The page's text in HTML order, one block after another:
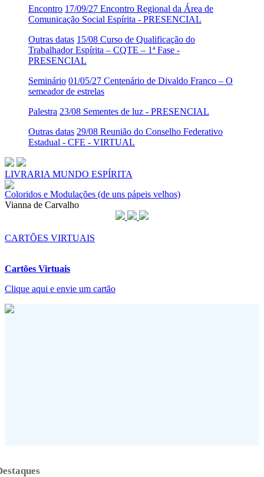
Encontro 17/09/27 Encontro Regional da Área de
Comunicação Social Espírita - PRESENCIAL
Outras datas 15/08 Curso de Qualificação do
Trabalhador Espírita – CQTE – 1ª Fase -
PRESENCIAL
Seminário 01/05/27 Centenário de Divaldo Franco – O
semeador de estrelas
Palestra 23/08 Sementes de luz - PRESENCIAL
Outras datas 29/08 Reunião do Conselho Federativo
Estadual - CFE - VIRTUAL
LIVRARIA MUNDO ESPÍRITA
Coloridos e Modulações (de uns pápeis velhos)
Vianna de Carvalho
CARTÕES VIRTUAIS
Cartões Virtuais
Clique aqui e envie um cartão